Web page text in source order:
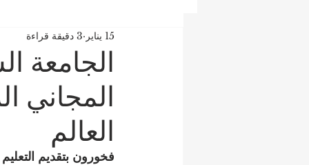
الجامعة
المجاني
العالم
15 يناير 3 دقيقة قراءة
فخورون بتقديم